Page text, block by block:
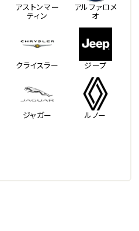
アストンマー
ティン
アルファロメ
オ
クライスラー ジープ
ジャガー ルノー